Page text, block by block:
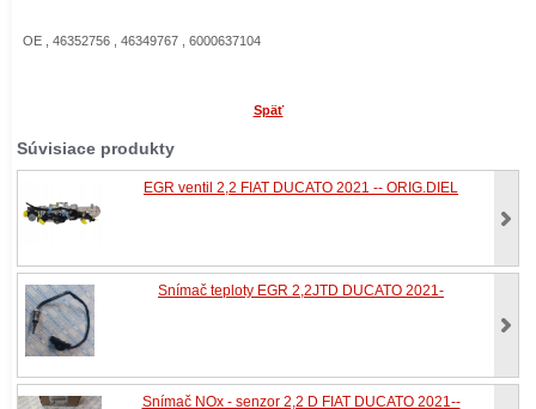
OE , 46352756 , 46349767 , 6000637104
Späť
Súvisiace produkty
EGR ventil 2,2 FIAT DUCATO 2021 -- ORIG.DIEL
Snímač teploty EGR 2,2JTD DUCATO 2021-
Snímač NOx - senzor 2,2 D FIAT DUCATO 2021--